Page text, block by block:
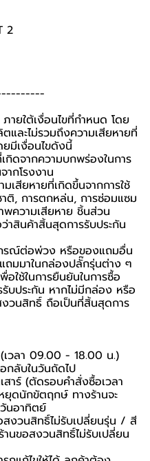
2
ยใต้เงื่อนไขที่กำหนด โดย
และไม่รวมถึงความเสียหายที่
ยมีเงื่อนไขดังนี้
กิดจากความบกพร่องในการ
กโรงงาน
เสียหายที่เกิดขึ้นจากการใช้
ติ, การตกหล่น, การซ่อมแซม
ความเสียหาย ชิ้นส่วน
สินค้าสิ้นสุดการรับประกัน
รณ์ต่อพ่วง หรือของแถมอื่น
ถมมาในกล่องปลั๊กรุ่นต่าง ๆ
ช้ในการยืนยันในการซื้อ
บประกัน หากไม่มีกล่อง หรือ
งวนสิทธิ์ ถือเป็นที่สิ้นสุดการ
เวลา 09.00 - 18.00 น.)
กลับในวันถัดไป
าร์ (ตัดรอบคำสั่งซื้อเวลา
ดนักขัตฤกษ์ ทางร้านจะ
นอาทิตย์
งวนสิทธิ์ไม่รับเปลี่ยนรุ่น / สี
ขอสงวนสิทธิ์ไม่รับเปลี่ยน